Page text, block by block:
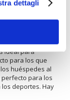
dettagli
con aire
dispone de
cuenta con un
ideal para
para los que
huéspedes al
perfecto para los
los deportes. Hay